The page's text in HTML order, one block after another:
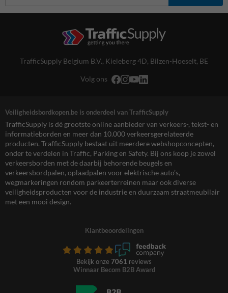
TrafficSupply Belgium B.V., Kieleberg 4D, Bilzen-Hoeselt, BE
Volg ons
Veiligheidsbordkopen.be is onderdeel van TrafficSupply
TrafficSupply is dé grootste online aanbieder van verkeers-, tekst- en
informatieborden en meer dan 10.000 verkeersgerelateerde
producten. TrafficSupply bestaat uit meerdere webshopconcepten,
onder te verdelen in Traffic, Parking en Safety. Bij ons koop je zowel
verkeersborden met de daarbij behorende beugels en
verkeersbordpalen, oplaadpalen voor elektrische auto’s,
wegmarkeringen rondom parkeerterreinen maar ook diverse
veiligheidsproducten voor de industrie en duurzaam straatmeubilair
met een mooi design.
Klantbeoordelingen
Bekijk onze 7061 reviews
Winnaar Becom B2B Award